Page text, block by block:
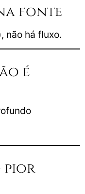
fonte
não há fluxo.
é
pior